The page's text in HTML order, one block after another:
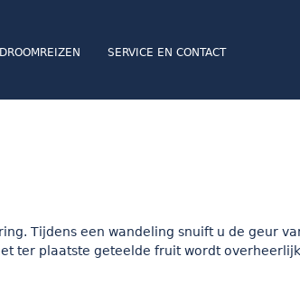
DROOMREIZEN SERVICE EN CONTACT
Tijdens een wandeling snuift u de geur
ter plaatste geteelde fruit wordt